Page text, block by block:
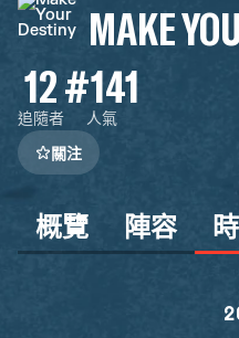
MAKE
12
追隨者
#141
人氣
關注
概覽 陣容